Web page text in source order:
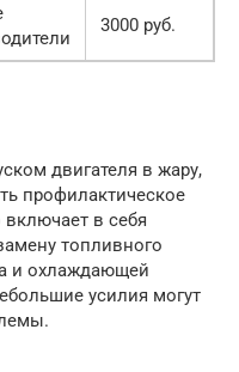
3000 руб.
двигателя в жару,
профилактическое
в себя
топливного
и охлаждающей
усилия могут